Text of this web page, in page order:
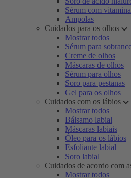
Sérum com
Ampolas
Cuidados para os olhos
Mostrar todos
Sérum para
Creme de olhos
Máscaras de olhos
Sérum para olhos
Soro para pestanas
Gel para os olhos
Cuidados com os lábios
Mostrar todos
Bálsamo labial
Máscaras labiais
Óleo para os lábios
Esfoliante labial
Soro labial
Cuidados de acordo com
Mostrar todos